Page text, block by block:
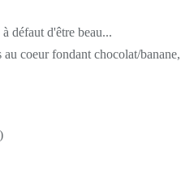
défaut d'être beau...
coeur fondant chocolat/banane,